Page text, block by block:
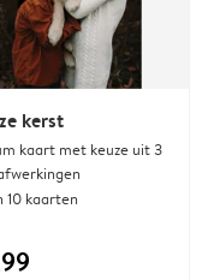
kerst
kaart met keuze uit 3
10 kaarten